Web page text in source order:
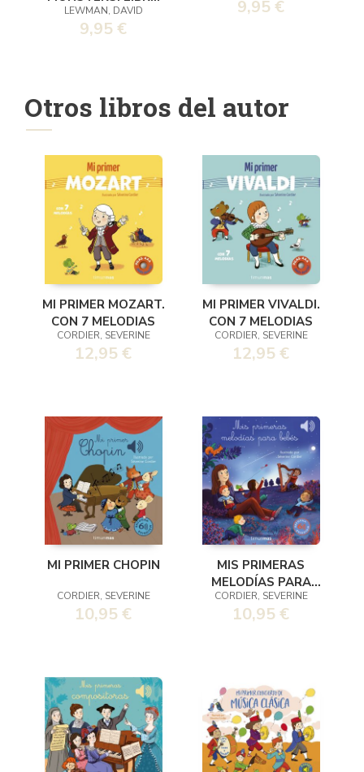
DE ACTIVIDADES
OFICIAL
LEWMAN, DAVID
9,95 €
CAPERUCITA ROJA
9,95 €
Otros libros del autor
MI PRIMER MOZART.
CON 7 MELODIAS
CORDIER, SEVERINE
12,95 €
MI PRIMER VIVALDI.
CON 7 MELODIAS
CORDIER, SEVERINE
12,95 €
MI PRIMER CHOPIN
CORDIER, SEVERINE
10,95 €
MIS PRIMERAS
MELODÍAS PARA
BEBÉS
CORDIER, SEVERINE
10,95 €